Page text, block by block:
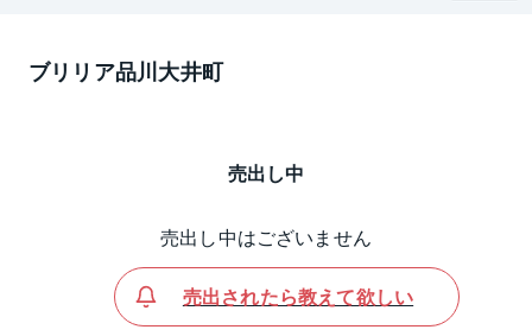
ブリリア品川大井町
売出し中
売出し中はございません
売出されたら教えて欲しい